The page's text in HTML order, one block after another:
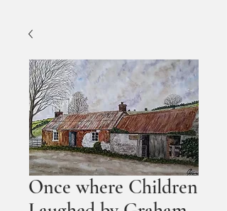
Once where Children